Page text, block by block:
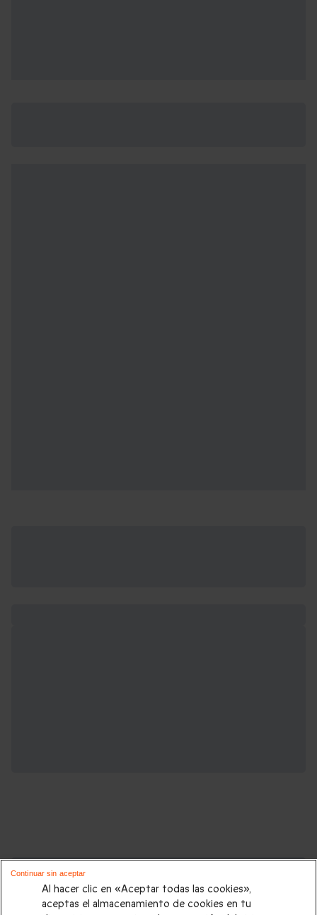
Cajas regalo que podrían interesarte:
Regalos Navidad |Regalos para hombre Navidad|
Al hacer clic en «Aceptar todas las cookies»,
aceptas el almacenamiento de cookies en tu
Continuar sin aceptar